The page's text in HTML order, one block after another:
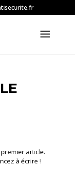
article.
à écrire !